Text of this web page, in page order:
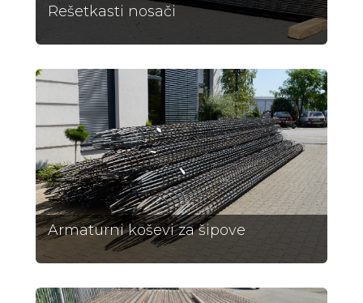
Rešetkasti nosači
Armaturni koševi za šipove